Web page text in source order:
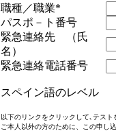
職種／職業*
パスポ－ト番号
緊急連絡先 （氏
名）
緊急連絡電話番号
スペイン語のレベル
以下のリンクをクリックして､テス
ご本人以外の方のために、この申